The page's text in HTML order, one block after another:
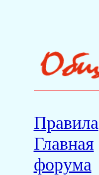
Правила
Главная
форума